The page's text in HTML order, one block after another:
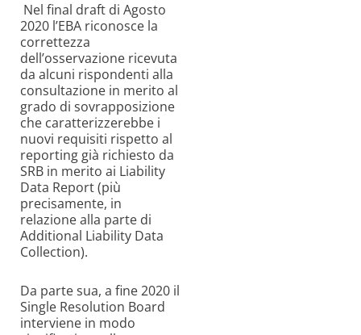
Nel final draft di Agosto
2020 l’EBA riconosce la
correttezza
dell’osservazione ricevuta
da alcuni rispondenti alla
consultazione in merito al
grado di sovrapposizione
che caratterizzerebbe i
nuovi requisiti rispetto al
reporting già richiesto da
SRB in merito ai Liability
Data Report (più
precisamente, in
relazione alla parte di
Additional Liability Data
Collection).
Da parte sua, a fine 2020 il
Single Resolution Board
interviene in modo